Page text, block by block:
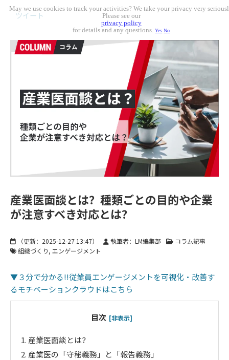
ツイート
産業医面談とは？種類ごとの目的や企業
が注意すべき対応とは？
（更新： 2025-12-27 13:47） 執筆者：LM編集部
コラム記事
組織づくり エンゲージメント
▼３分で分かる!!従業員エンゲージメントを可視化・改善す
るモチベーションクラウドはこちら
目次 [非表示]
1. 産業医面談とは？
2. 産業医の「守秘義務」と「報告義務」
May we use cookies to track your activities? We take your privacy very
Please see our
privacy policy
for details and any questions.Yes No